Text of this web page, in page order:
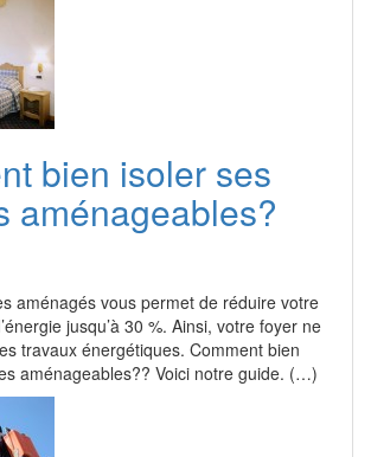
bien isoler ses
aménageables?
aménagés vous permet de réduire votre
jusqu’à 30 %. Ainsi, votre foyer ne
travaux énergétiques. Comment bien
aménageables?? Voici notre guide. (…)